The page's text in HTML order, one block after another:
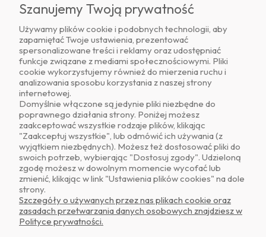
Znajdź nas na
O NAS
OBSŁUGA KLIENTA
POMOC
MOJE KONTO
Szanujemy Twoją prywatność
Używamy plików cookie i podobnych technologii, aby
zapamiętać Twoje ustawienia, prezentować
spersonalizowane treści i reklamy oraz udostępniać
funkcje związane z mediami społecznościowymi. Pliki
cookie wykorzystujemy również do mierzenia ruchu i
analizowania sposobu korzystania z naszej strony
internetowej.
Domyślnie włączone są jedynie pliki niezbędne do
poprawnego działania strony. Poniżej możesz
zaakceptować wszystkie rodzaje plików, klikając
"Zaakceptuj wszystkie", lub odmówić ich używania (z
wyjątkiem niezbędnych). Możesz też dostosować pliki do
swoich potrzeb, wybierając "Dostosuj zgody". Udzieloną
zgodę możesz w dowolnym momencie wycofać lub
zmienić, klikając w link "Ustawienia plików cookies" na dole
strony.
Szczegóły o używanych przez nas plikach cookie oraz
zasadach przetwarzania danych osobowych znajdziesz w
Polityce prywatności.